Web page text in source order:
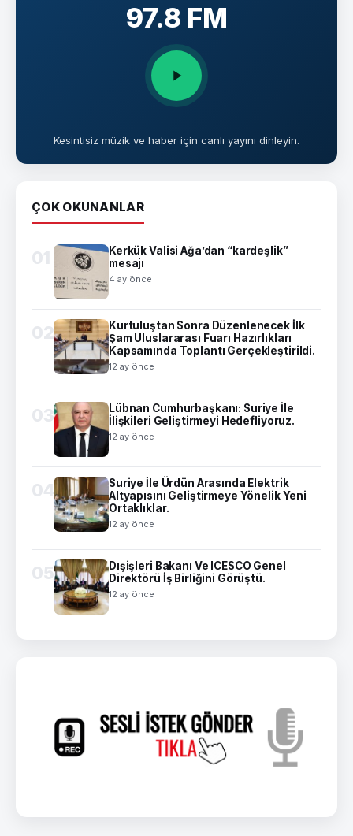
97.8 FM
Kesintisiz müzik ve haber için canlı yayını dinleyin.
ÇOK OKUNANLAR
01
Kerkük Valisi Ağa’dan “kardeşlik”
mesajı
4 ay önce
02
Kurtuluştan Sonra Düzenlenecek İlk
Şam Uluslararası Fuarı Hazırlıkları
Kapsamında Toplantı Gerçekleştirildi.
12 ay önce
03
Lübnan Cumhurbaşkanı: Suriye İle
İlişkileri Geliştirmeyi Hedefliyoruz.
12 ay önce
04
Suriye İle Ürdün Arasında Elektrik
Altyapısını Geliştirmeye Yönelik Yeni
Ortaklıklar.
12 ay önce
05
Dışişleri Bakanı Ve ICESCO Genel
Direktörü İş Birliğini Görüştü.
12 ay önce